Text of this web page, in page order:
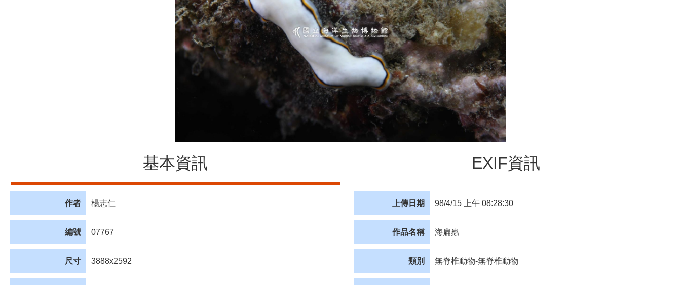
基本資訊 EXIF資訊
作者 楊志仁 上傳日期 98/4/15 上午 08:28:30
編號 07767 作品名稱 海扁蟲
尺寸 3888x2592 類別 無脊椎動物-無脊椎動物